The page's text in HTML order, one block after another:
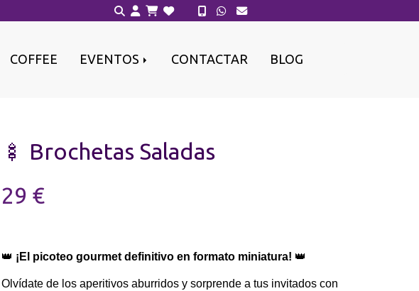
COFFEE EVENTOS CONTACTAR BLOG
🍢 Brochetas Saladas
29 €
👑 ¡El picoteo gourmet definitivo en formato miniatura! 👑
Olvídate de los aperitivos aburridos y sorprende a tus invitados con